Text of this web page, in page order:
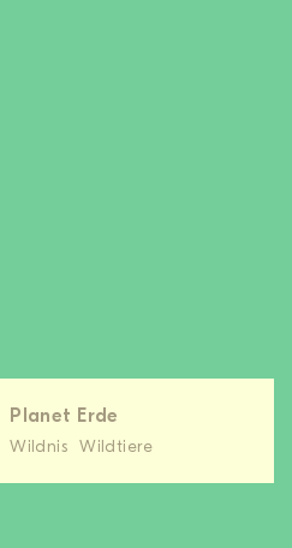
Planet Erde
Wildnis Wildtiere